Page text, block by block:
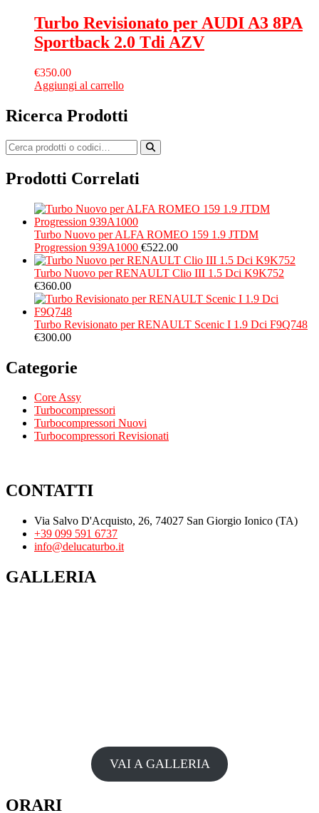
Turbo Revisionato per AUDI A3 8PA
Sportback 2.0 Tdi AZV
€350.00
Aggiungi al carrello
Ricerca Prodotti
Prodotti Correlati
Turbo Nuovo per ALFA ROMEO 159 1.9 JTDM
Progression 939A1000 €522.00
Turbo Nuovo per RENAULT Clio III 1.5 Dci K9K752
€360.00
Turbo Revisionato per RENAULT Scenic I 1.9 Dci F9Q748
€300.00
Categorie
Core Assy
Turbocompressori
Turbocompressori Nuovi
Turbocompressori Revisionati
CONTATTI
Via Salvo D'Acquisto, 26, 74027 San Giorgio Ionico (TA)
+39 099 591 6737
info@delucaturbo.it
GALLERIA
VAI A GALLERIA
ORARI